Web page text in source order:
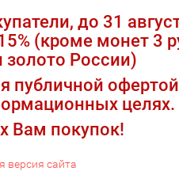
до 31
(кроме монет 3
золото России)
публичной
целях.
Вам покупок!
версия сайта